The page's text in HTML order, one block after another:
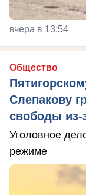
вчера в 13:54
Общество
Слепакову
свободы из-
Уголовное
режиме